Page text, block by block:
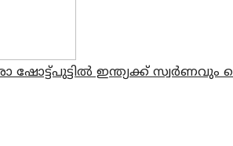
ഇന്ത്യക്ക് സ്വര്‍ണവും